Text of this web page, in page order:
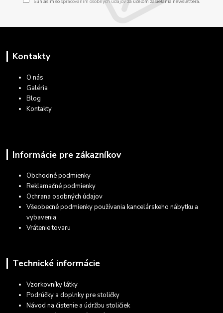
Kontakty
O nás
Galéria
Blog
Kontakty
Informácie pre zákazníkov
Obchodné podmienky
Reklamačné podmienky
Ochrana osobných údajov
Všeobecné podmienky používania kancelárskeho nábytku a
vybavenia
Vrátenie tovaru
Technické informácie
Vzorkovníky látky
Podrúčky a doplnky pre stoličky
Návod na čistenie a údržbu stoličiek